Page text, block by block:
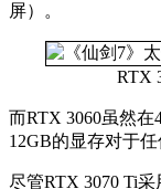
屏）。
RTX
而RTX 3060虽然在
12GB的显存对于
尽管RTX 3070 Ti